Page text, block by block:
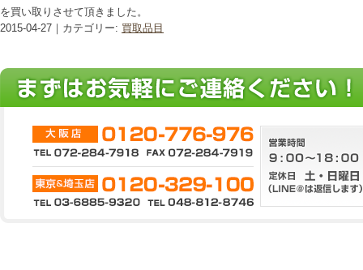
を買い取りさせて頂きました。
2015-04-27｜カテゴリー: 買取品目